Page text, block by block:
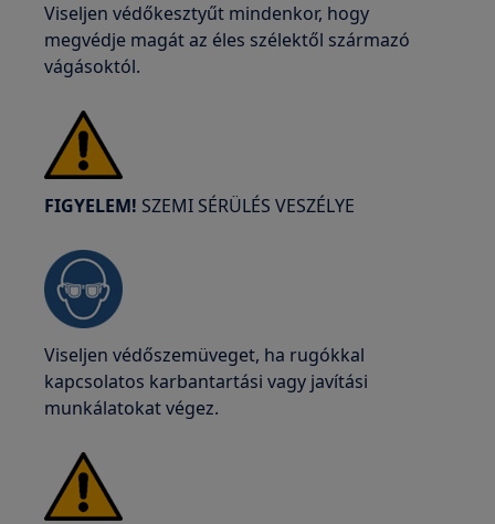
Viseljen védőkesztyűt mindenkor, hogy
megvédje magát az éles szélektől származó
vágásoktól.
FIGYELEM! SZEMI SÉRÜLÉS VESZÉLYE
Viseljen védőszemüveget, ha rugókkal
kapcsolatos karbantartási vagy javítási
munkálatokat végez.